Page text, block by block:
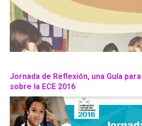
Jornada de Reflexión, una Guía
sobre la ECE 2016